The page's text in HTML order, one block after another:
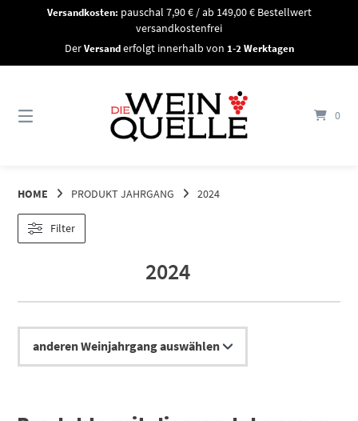
Versandkosten: pauschal 7,90 € / ab 149,00 € Bestellwert
versandkostenfrei
DerVersanderfolgt innerhalb von 1-2 Werktagen
0
HOME PRODUKT JAHRGANG 2024
2024
Filter